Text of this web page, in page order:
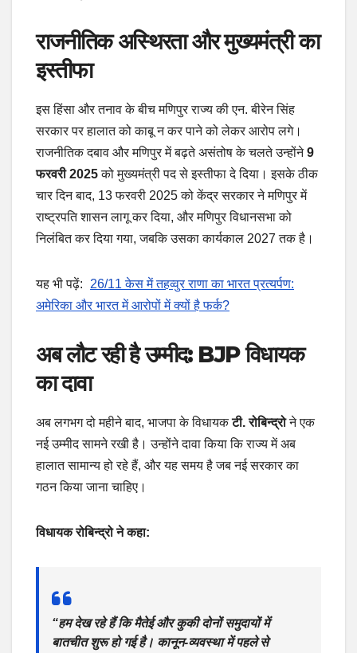
राजनीतिक अस्थिरता और मुख्यमंत्री का
इस्तीफा
इस हिंसा और तनाव के बीच मणिपुर राज्य की एन. बीरेन सिंह
सरकार पर हालात को काबू न कर पाने को लेकर आरोप लगे।
राजनीतिक दबाव और मणिपुर में बढ़ते असंतोष के चलते उन्होंने9
फरवरी 2025को मुख्यमंत्री पद से इस्तीफा दे दिया। इसके ठीक
चार दिन बाद, 13 फरवरी 2025 को केंद्र सरकार ने मणिपुर में
राष्ट्रपति शासन लागू कर दिया, और मणिपुर विधानसभा को
निलंबित कर दिया गया, जबकि उसका कार्यकाल 2027 तक है।
यह भी पढ़ें:
26/11 केस में तहव्वुर राणा का भारत प्रत्यर्पण:
अमेरिका और भारत में आरोपों में क्यों है फर्क?
अब लौट रही है उम्मीद: BJP विधायक
का दावा
अब लगभग दो महीने बाद, भाजपा के विधायकटी. रोबिन्द्रोने एक
नई उम्मीद सामने रखी है। उन्होंने दावा किया कि राज्य में अब
हालात सामान्य हो रहे हैं, और यह समय है जब नई सरकार का
गठन किया जाना चाहिए।
विधायक रोबिन्द्रो ने कहा:
“हम देख रहे हैं कि मैतेई और कुकी दोनों समुदायों में
बातचीत शुरू हो गई है। कानून-व्यवस्था में पहले से